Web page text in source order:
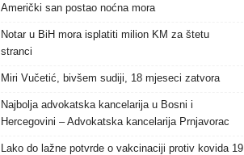
Američki san postao noćna mora
Notar u BiH mora isplatiti milion KM za štetu
stranci
Miri Vučetić, bivšem sudiji, 18 mjeseci zatvora
Najbolja advokatska kancelarija u Bosni i
Hercegovini – Advokatska kancelarija Prnjavorac
Lako do lažne potvrde o vakcinaciji protiv kovida 19